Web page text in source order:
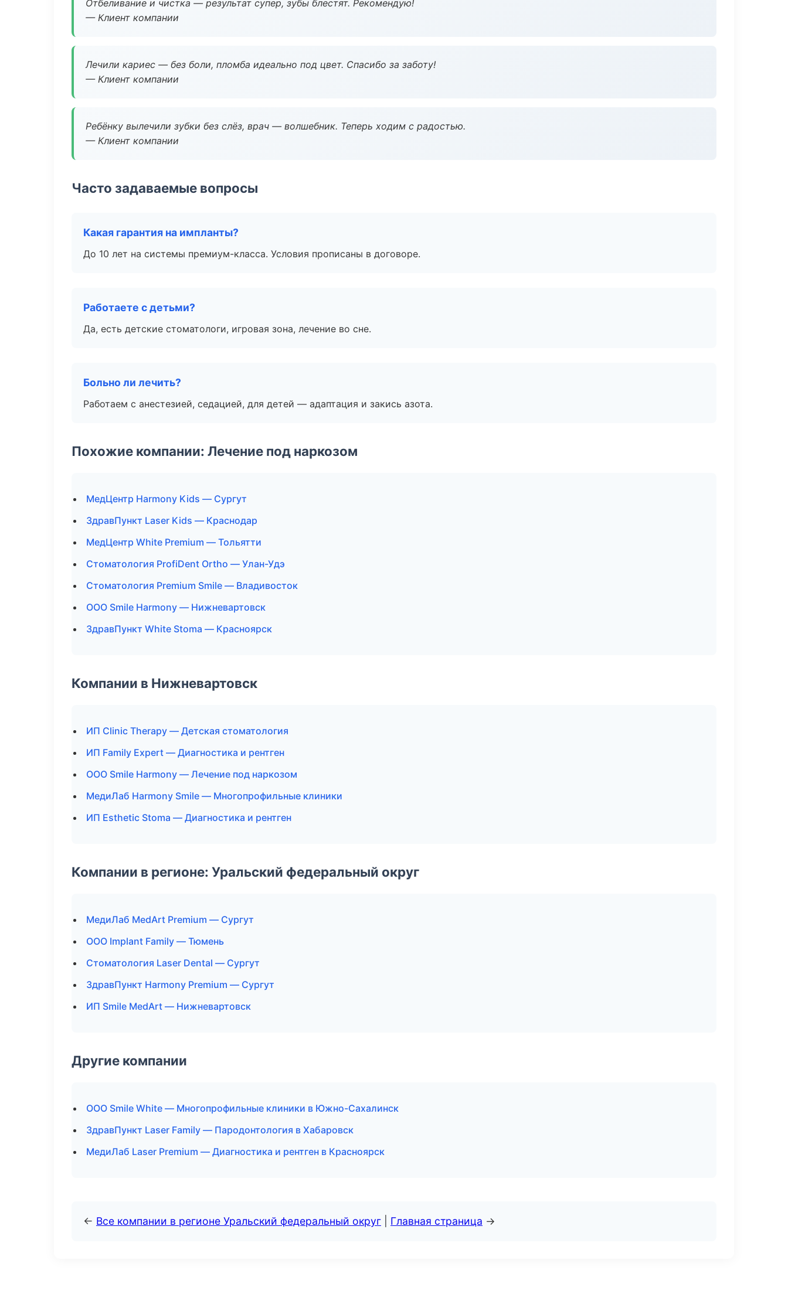
Отбеливание и чистка — результат супер, зубы блестят. Рекомендую!
— Клиент компании
Лечили кариес — без боли, пломба идеально под цвет. Спасибо за заботу!
— Клиент компании
Ребёнку вылечили зубки без слёз, врач — волшебник. Теперь ходим с радостью.
— Клиент компании
Часто задаваемые вопросы
Какая гарантия на импланты?
До 10 лет на системы премиум-класса. Условия прописаны в договоре.
Работаете с детьми?
Да, есть детские стоматологи, игровая зона, лечение во сне.
Больно ли лечить?
Работаем с анестезией, седацией, для детей — адаптация и закись азота.
Похожие компании: Лечение под наркозом
МедЦентр Harmony Kids — Сургут
ЗдравПункт Laser Kids — Краснодар
МедЦентр White Premium — Тольятти
Стоматология ProfiDent Ortho — Улан-Удэ
Стоматология Premium Smile — Владивосток
ООО Smile Harmony — Нижневартовск
ЗдравПункт White Stoma — Красноярск
Компании в Нижневартовск
ИП Clinic Therapy — Детская стоматология
ИП Family Expert — Диагностика и рентген
ООО Smile Harmony — Лечение под наркозом
МедиЛаб Harmony Smile — Многопрофильные клиники
ИП Esthetic Stoma — Диагностика и рентген
Компании в регионе: Уральский федеральный округ
МедиЛаб MedArt Premium — Сургут
ООО Implant Family — Тюмень
Стоматология Laser Dental — Сургут
ЗдравПункт Harmony Premium — Сургут
ИП Smile MedArt — Нижневартовск
Другие компании
ООО Smile White — Многопрофильные клиники в Южно-Сахалинск
ЗдравПункт Laser Family — Пародонтология в Хабаровск
МедиЛаб Laser Premium — Диагностика и рентген в Красноярск
← Все компании в регионе Уральский федеральный округ Главная страница →